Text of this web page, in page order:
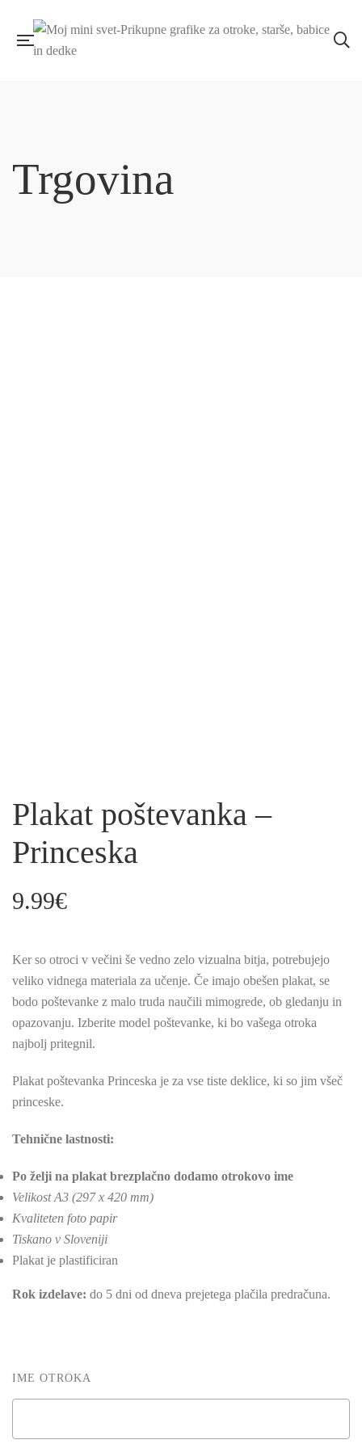
Trgovina
Plakat poštevanka –
Princeska
9.99€
Ker so otroci v večini še vedno zelo vizualna bitja, potrebujejo
veliko vidnega materiala za učenje. Če imajo obešen plakat, se
bodo poštevanke z malo truda naučili mimogrede, ob gledanju in
opazovanju. Izberite model poštevanke, ki bo vašega otroka
najbolj pritegnil.
Plakat poštevanka Princeska je za vse tiste deklice, ki so jim všeč
princeske.
Tehnične lastnosti:
Po želji na plakat brezplačno dodamo otrokovo ime
Velikost A3 (297 x 420 mm)
Kvaliteten foto papir
Tiskano v Sloveniji
Plakat je plastificiran
Rok izdelave: do 5 dni od dneva prejetega plačila predračuna.
IME OTROKA